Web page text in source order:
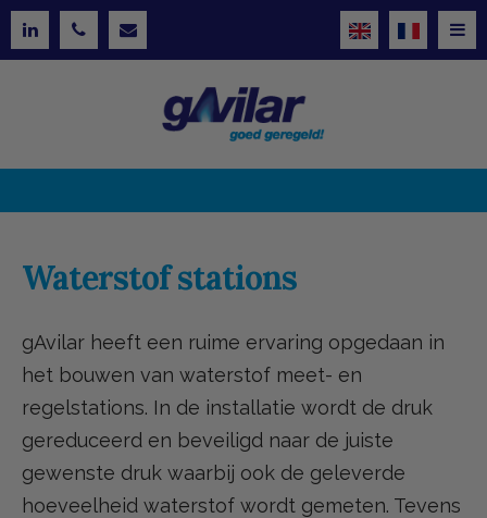
Waterstof stations
gAvilar heeft een ruime ervaring opgedaan in
het bouwen van waterstof meet- en
regelstations. In de installatie wordt de druk
gereduceerd en beveiligd naar de juiste
gewenste druk waarbij ook de geleverde
hoeveelheid waterstof wordt gemeten. Tevens